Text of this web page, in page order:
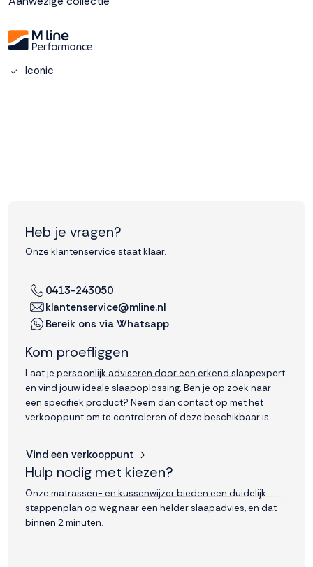
Iconic
Heb je vragen?
Onze klantenservice staat klaar.
0413-243050
klantenservice@mline.nl
Bereik ons via Whatsapp
Kom proefliggen
Laat je persoonlijk adviseren door een erkend slaapexpert
en vind jouw ideale slaapoplossing. Ben je op zoek naar
een specifiek product? Neem dan contact op met het
verkooppunt om te controleren of deze beschikbaar is.
Vind een verkooppunt
Hulp nodig met kiezen?
Onze matrassen- en kussenwijzer bieden een duidelijk
stappenplan op weg naar een helder slaapadvies, en dat
binnen 2 minuten.